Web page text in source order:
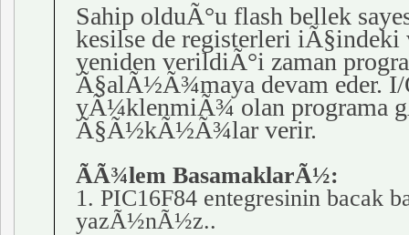
Sahip olduÃ°u flash bellek
kesilse deregisterleri iÃ§indeki
yeniden verildiÃ°i zaman
Ã§alÃ½Ã¾maya devam eder.
yÃ¼klenmiÃ¾ olan programa
Ã§Ã½kÃ½Ã¾lar verir.
ÃÃ¾lem BasamaklarÃ½:
1. PIC16F84 entegresinin
yazÃ½nÃ½z..